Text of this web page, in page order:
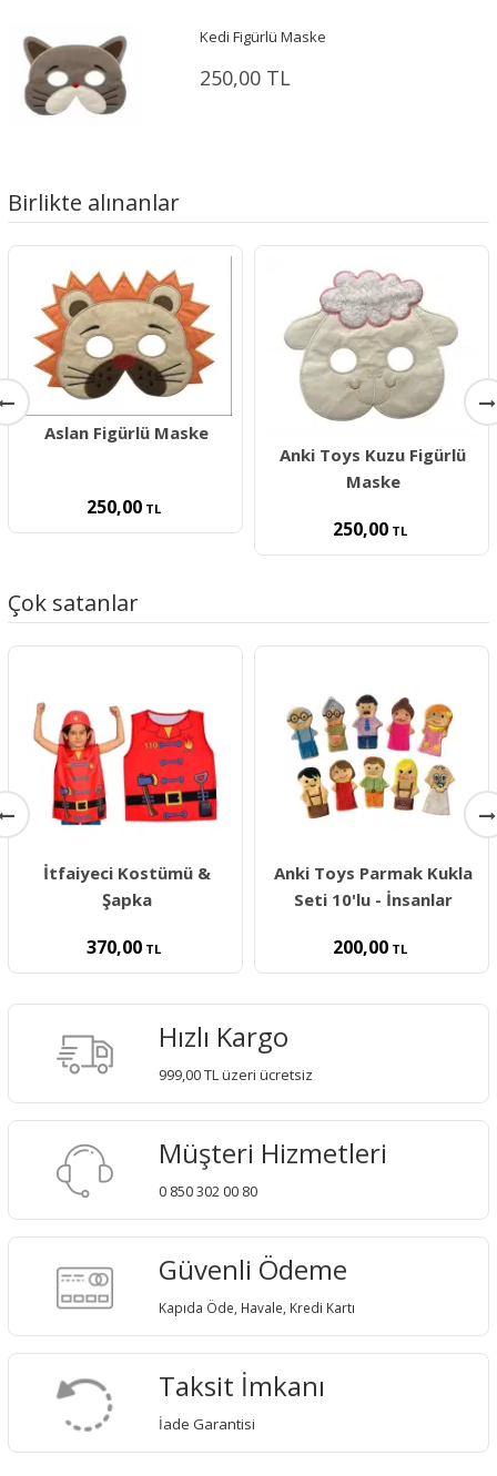
Kedi Figürlü Maske
250,00 TL
Birlikte alınanlar
Aslan Figürlü Maske
250,00 TL
Anki Toys Kuzu Figürlü
Maske
250,00 TL
Çok satanlar
İtfaiyeci Kostümü &
Şapka
370,00 TL
Anki Toys Parmak Kukla
Seti 10'lu - İnsanlar
200,00 TL
Hızlı Kargo
999,00 TL üzeri ücretsiz
Müşteri Hizmetleri
0 850 302 00 80
Güvenli Ödeme
Kapıda Öde, Havale, Kredi Kartı
Taksit İmkanı
İade Garantisi